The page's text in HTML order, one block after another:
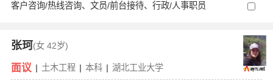
客户咨询/热线咨询、文员/前台接待、行政/人事职员
张珂 (女 42岁)
面议 | 土木工程 | 本科 | 湖北工业大学